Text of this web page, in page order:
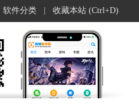
软件分类 收藏本站 (Ctrl+D)